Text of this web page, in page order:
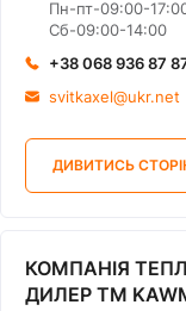
Пн-пт-09:00-
Сб-09:00-14:00
+38 068 936 87
svitkaxel@ukr.net
ДИВИТИСЬ
КОМПАНІЯ
ДИЛЕР ТМ